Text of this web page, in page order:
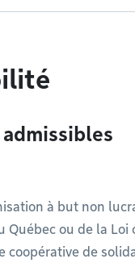
à but non
Québec ou de la
coopérative de